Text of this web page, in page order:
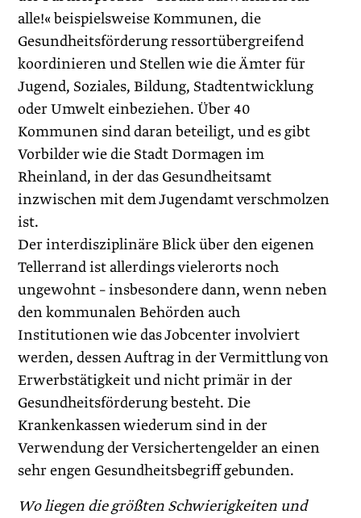
alle!« beispielsweise Kommunen, die
Gesundheitsförderung ressortübergreifend
koordinieren und Stellen wie die Ämter für
Jugend, Soziales, Bildung, Stadtentwicklung
oder Umwelt einbeziehen. Über 40
Kommunen sind daran beteiligt, und es gibt
Vorbilder wie die Stadt Dormagen im
Rheinland, in der das Gesundheitsamt
inzwischen mit dem Jugendamt verschmolzen
ist.
Der interdisziplinäre Blick über den eigenen
Tellerrand ist allerdings vielerorts noch
ungewohnt – insbesondere dann, wenn neben
den kommunalen Behörden auch
Institutionen wie das Jobcenter involviert
werden, dessen Auftrag in der Vermittlung von
Erwerbstätigkeit und nicht primär in der
Gesundheitsförderung besteht. Die
Krankenkassen wiederum sind in der
Verwendung der Versichertengelder an einen
sehr engen Gesundheitsbegriff gebunden.
Wo liegen die größten Schwierigkeiten und